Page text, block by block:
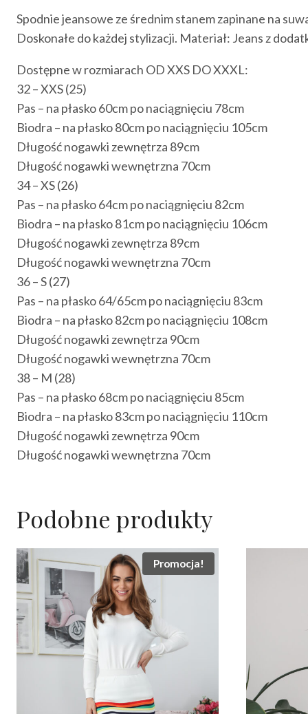
Spodnie jeansowe ze średnim stanem zapinane na
Doskonałe do każdej stylizacji. Materiał: Jeans z
Dostępne w rozmiarach OD XXS DO XXXL:
32 – XXS (25)
Pas – na płasko 60cm po naciągnięciu 78cm
Biodra – na płasko 80cm po naciągnięciu 105cm
Długość nogawki zewnętrza 89cm
Długość nogawki wewnętrzna 70cm
34 – XS (26)
Pas – na płasko 64cm po naciągnięciu 82cm
Biodra – na płasko 81cm po naciągnięciu 106cm
Długość nogawki zewnętrza 89cm
Długość nogawki wewnętrzna 70cm
36 – S (27)
Pas – na płasko 64/65cm po naciągnięciu 83cm
Biodra – na płasko 82cm po naciągnięciu 108cm
Długość nogawki zewnętrza 90cm
Długość nogawki wewnętrzna 70cm
38 – M (28)
Pas – na płasko 68cm po naciągnięciu 85cm
Biodra – na płasko 83cm po naciągnięciu 110cm
Długość nogawki zewnętrza 90cm
Długość nogawki wewnętrzna 70cm
Podobne produkty
Promocja!